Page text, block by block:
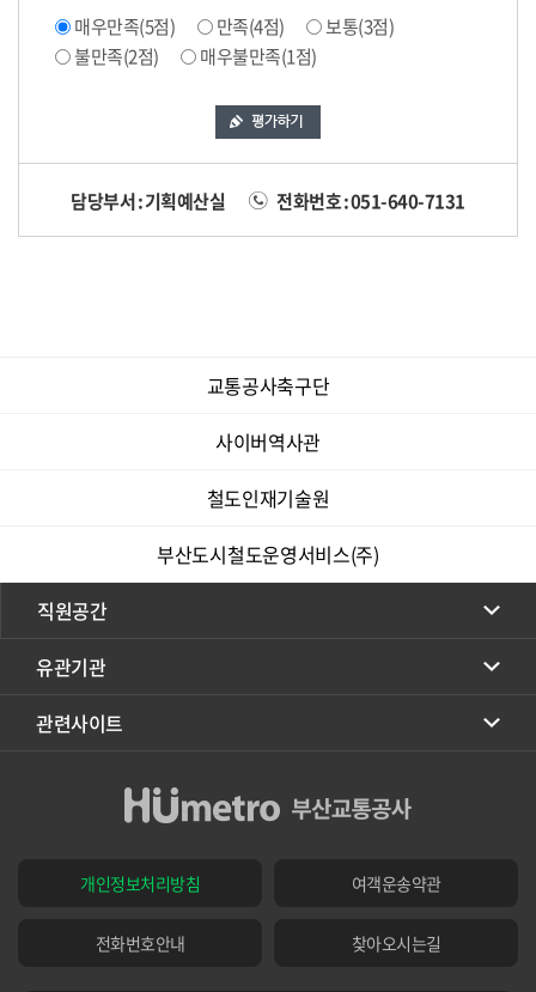
매우만족(5점) 만족(4점)
보통(3점)
불만족(2점)
매우불만족(1점)
담당부서 : 기획예산실 전화번호 : 051-640-7131
교통공사축구단
사이버역사관
철도인재기술원
부산도시철도운영서비스(주)
직원공간
유관기관
관련사이트
개인정보처리방침 여객운송약관
전화번호안내 찾아오시는길